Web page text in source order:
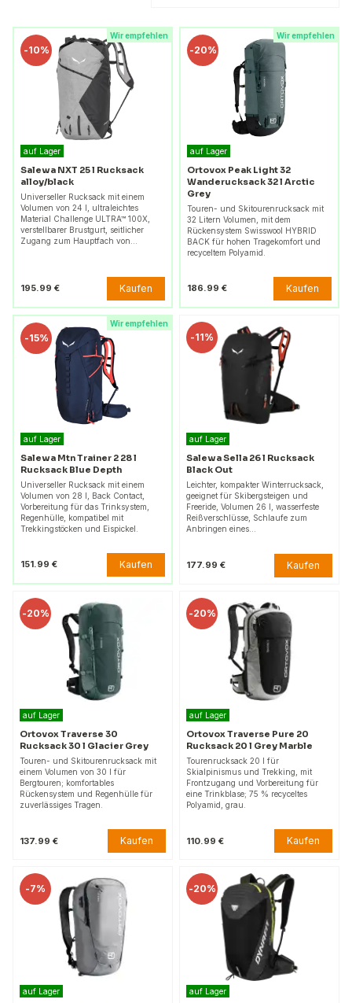
Wir empfehlen
-10%
auf Lager
Salewa NXT 25 l Rucksack
alloy/black
Universeller Rucksack mit einem
Volumen von 24 l, ultraleichtes
Material Challenge ULTRA™ 100X,
verstellbarer Brustgurt, seitlicher
Zugang zum Hauptfach von…
195.99 € Kaufen
Wir empfehlen
-20%
auf Lager
Ortovox Peak Light 32
Wanderucksack 32 l Arctic
Grey
Touren- und Skitourenrucksack mit
32 Litern Volumen, mit dem
Rückensystem Swisswool HYBRID
BACK für hohen Tragekomfort und
recyceltem Polyamid.
186.99 € Kaufen
Wir empfehlen
-15%
auf Lager
Salewa Mtn Trainer 2 28 l
Rucksack Blue Depth
Universeller Rucksack mit einem
Volumen von 28 l, Back Contact,
Vorbereitung für das Trinksystem,
Regenhülle, kompatibel mit
Trekkingstöcken und Eispickel.
151.99 € Kaufen
-11%
auf Lager
Salewa Sella 26 l Rucksack
Black Out
Leichter, kompakter Winterrucksack,
geeignet für Skibergsteigen und
Freeride, Volumen 26 l, wasserfeste
Reißverschlüsse, Schlaufe zum
Anbringen eines…
177.99 € Kaufen
-20%
auf Lager
Ortovox Traverse 30
Rucksack 30 l Glacier Grey
Touren- und Skitourenrucksack mit
einem Volumen von 30 l für
Bergtouren; komfortables
Rückensystem und Regenhülle für
zuverlässiges Tragen.
137.99 € Kaufen
-20%
auf Lager
Ortovox Traverse Pure 20
Rucksack 20 l Grey Marble
Tourenrucksack 20 l für
Skialpinismus und Trekking, mit
Frontzugang und Vorbereitung für
eine Trinkblase; 75 % recyceltes
Polyamid, grau.
110.99 € Kaufen
-7%
auf Lager
-20%
auf Lager